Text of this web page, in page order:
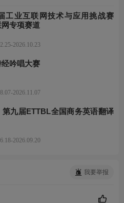
工业互联网技术与应用挑战赛
专项赛道
2026.10.23
吟唱大赛
2026.11.07
第九届ETTBL全国商务英语翻译
2026.09.20
我要举报